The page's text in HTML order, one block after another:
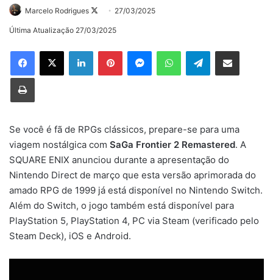
Marcelo Rodrigues
Follow27/03/2025
Última Atualização 27/03/2025
LinkedinPinterestMessengerWhatsAppTelegramCompartilhar via e-mail
Imprimir
Se você é fã de RPGs clássicos, prepare-se para uma
viagem nostálgica com SaGa Frontier 2 Remastered. A
SQUARE ENIX anunciou durante a apresentação do
Nintendo Direct de março que esta versão aprimorada do
amado RPG de 1999 já está disponível no Nintendo Switch.
Além do Switch, o jogo também está disponível para
PlayStation 5, PlayStation 4, PC via Steam (verificado pelo
Steam Deck), iOS e Android.